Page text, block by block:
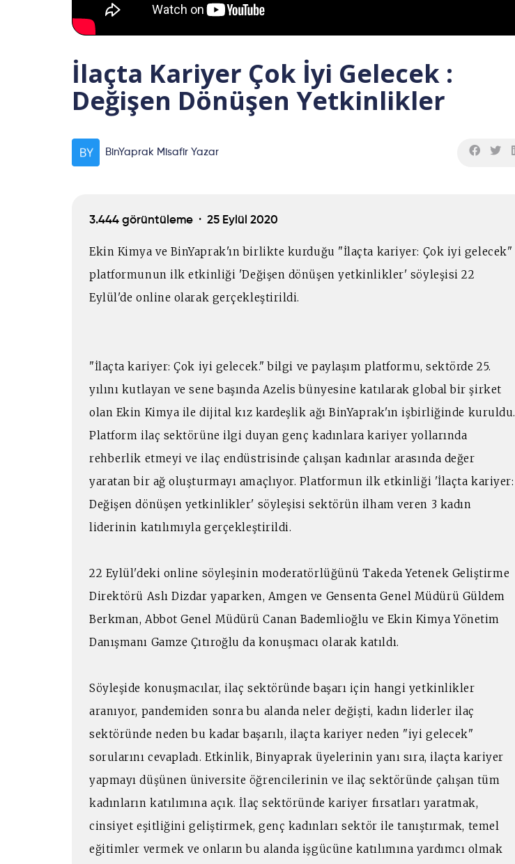
İlaçta Kariyer Çok İyi Gelecek :
Değişen Dönüşen Yetkinlikler
BinYaprak Misafir Yazar
3.444 görüntüleme · 25 Eylül 2020
Ekin Kimya ve BinYaprak'ın birlikte kurduğu "İlaçta kariyer: Çok iyi gelecek"
platformunun ilk etkinliği 'Değişen dönüşen yetkinlikler' söyleşisi 22
Eylül'de online olarak gerçekleştirildi.
"İlaçta kariyer: Çok iyi gelecek." bilgi ve paylaşım platformu, sektörde 25.
yılını kutlayan ve sene başında Azelis bünyesine katılarak global bir şirket
olan Ekin Kimya ile dijital kız kardeşlik ağı BinYaprak'ın işbirliğinde kuruldu.
Platform ilaç sektörüne ilgi duyan genç kadınlara kariyer yollarında
rehberlik etmeyi ve ilaç endüstrisinde çalışan kadınlar arasında değer
yaratan bir ağ oluşturmayı amaçlıyor. Platformun ilk etkinliği 'İlaçta kariyer:
Değişen dönüşen yetkinlikler' söyleşisi sektörün ilham veren 3 kadın
liderinin katılımıyla gerçekleştirildi.
22 Eylül'deki online söyleşinin moderatörlüğünü Takeda Yetenek Geliştirme
Direktörü Aslı Dizdar yaparken, Amgen ve Gensenta Genel Müdürü Güldem
Berkman, Abbot Genel Müdürü Canan Bademlioğlu ve Ekin Kimya Yönetim
Danışmanı Gamze Çıtıroğlu da konuşmacı olarak katıldı.
Söyleşide konuşmacılar, ilaç sektöründe başarı için hangi yetkinlikler
aranıyor, pandemiden sonra bu alanda neler değişti, kadın liderler ilaç
sektöründe neden bu kadar başarılı, ilaçta kariyer neden "iyi gelecek"
sorularını cevapladı. Etkinlik, Binyaprak üyelerinin yanı sıra, ilaçta kariyer
yapmayı düşünen üniversite öğrencilerinin ve ilaç sektöründe çalışan tüm
kadınların katılımına açık. İlaç sektöründe kariyer fırsatları yaratmak,
cinsiyet eşitliğini geliştirmek, genç kadınları sektör ile tanıştırmak, temel
eğitimler vermek ve onların bu alanda işgücüne katılımına yardımcı olmak